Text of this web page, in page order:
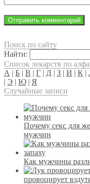
Поиск по сайту
Найти:
Список лекарств по
А | Б | В | Г | Д | З | И | К |
| Э | Ю | Я
Случайные записи
Почему секс для
мужчин
Как мужчины
провоцирует